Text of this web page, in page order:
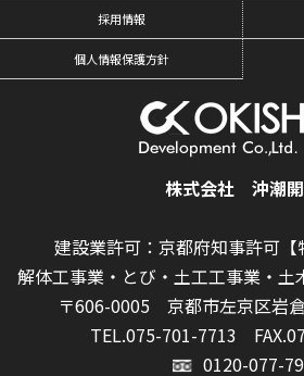
採用情報
個人情報保護方針
株式会社 沖潮
建設業許可：京都府知事許可【
解体工事業・とび・土工工事業・土
〒606-0005 京都市左京区岩
TEL.075-701-7713
0120-077-